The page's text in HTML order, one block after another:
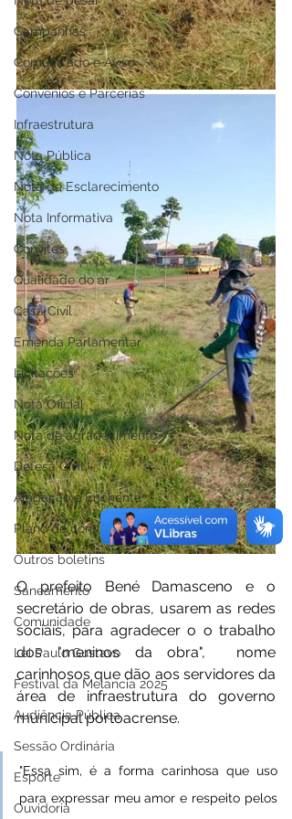
Campanhas
Comunicado e Aviso
Convênios e Parcerias
Infraestrutura
Nota Pública
Nota de Esclarecimento
Nota Informativa
Convites
Qualidade do ar
Casa Civil
Emenda Parlamentar
Licitações
Nota Oficial
Nota de agradecimento
Defesa Civil
Alagação e Enchente
Plano de contingência
Outros boletins
Saneamento
Comunidade
Lei Paulo Gustavo
Festival da Melancia 2025
Audiência Pública
Sessão Ordinária
Esporte
Ouvidoria
O prefeito Bené Damasceno e o
secretário de obras, usarem as redes
sociais, para agradecer o o trabalho
dos "meninos da obra",  nome
carinhosos que dão aos servidores da
área de infraestrutura do governo
municipal portoacrense.
"Essa sim, é a forma carinhosa que uso
para expressar meu amor e respeito pelos